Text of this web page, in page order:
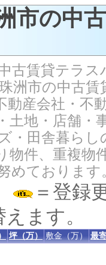
市の中
古賃貸テラ
洲市の中古
動産会社・不
土地・店舗・
・田舎暮ら
物件、重複
めております
＝登録
ます。
坪（万） 敷金（万） 最